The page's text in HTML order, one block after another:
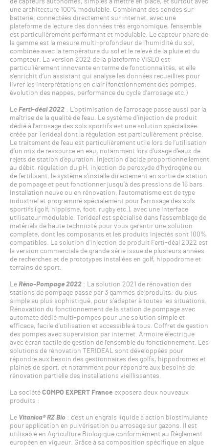
une architecture 100% modulable. Combinant des sondes sur
batterie, connectées directement sur internet, avec une
plateforme de lecture des données très ergonomique, l’ensemble
est particulièrement performant et modulable. Le capteur phare de
la gamme est la mesure multi-profondeur de l’humidité du sol,
combinée avec la température du sol et le relevé de la pluie et du
compteur. La version 2022 de la plateforme VISEO est
particulièrement innovante en terme de fonctionnalités, et elle
s’enrichit d’un assistant qui analyse les données recueillies pour
livrer les interprétations en clair (fonctionnement des pompes,
évolution des nappes, performance du cycle d’arrosage etc.)
Le Ferti-déal 2022: L’optimisation de l’arrosage passe aussi par la
maîtrise de la qualité de l’eau. Le système d’injection de produit
dédié à l’arrosage des sols sportifs est une solution spécialisée
créée par Terideal dont la régulation est particulièrement précise.
Le traitement de l’eau est particulièrement utile lors de l’utilisation
d’un mix de ressource en eau, notamment lors d’usage d’eaux de
rejets de station d’épuration. Injection d’acide proportionnellement
au débit, régulation du pH, injection de peroxyde d’hydrogène ou
de fertilisant, le système s’installe directement en sortie de station
de pompage et peut fonctionner jusqu’à des pressions de 16 bars.
Installation neuve ou en rénovation, l’automatisme est de type
industriel et programmé spécialement pour l’arrosage des sols
sportifs (golf, hippisme, foot, rugby etc.), avec une interface
utilisateur modulable. Terideal est spécialisé dans l’assemblage de
matériels de haute technicité pour vous garantir une solution
complète, dont les composants et les produits injectés sont 100%
compatibles. La solution d’injection de produit Ferti-déal 2022 est
la version commerciale de grande série issue de plusieurs années
de recherches et de prototypes installées en golf, hippodrome et
terrains de sport.
Le Réno-Pompage 2022: La solution 2021 de rénovation des
stations de pompage passe par 3 gammes de produits: du plus
simple au plus sophistiqué, pour s’adapter à toutes les situations.
Rénovation du fonctionnement de la station de pompage avec
automate dédié multi-pompes pour une solution simple et
efficace, facile d’utilisation et accessible à tous. Coffret de gestion
des pompes avec supervision par internet. Armoire électrique
avec écran tactile de gestion de l’ensemble du fonctionnement. Les
solutions de rénovation TERIDEAL sont développées pour
répondre aux besoin des gestionnaires des golfs, hippodromes et
plaines de sport, et notamment pour répondre aux besoins de
rénovation partielle des installations vieillissantes.
La société COMPO EXPERT France exposera deux nouveaux
produits :
Le Vitanica® RZ Bio : c’est un engrais liquide à action biostimulante
pour application en pulvérisation ou arrosage sur gazons. Il est
utilisable en Agriculture Biologique conformément au Règlement
européen en vigueur. Grâce à sa composition spécifique en algue